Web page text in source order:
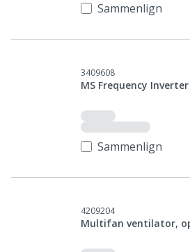
Sammenlign
3409608
MS Frequency
Sammenlign
4209204
Multifan ventilator,